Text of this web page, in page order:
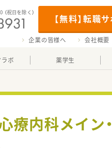
【無料】転職
（祝日を除く）
企業の皆様へ 会社概要
ボ 薬学生
療内科メイン